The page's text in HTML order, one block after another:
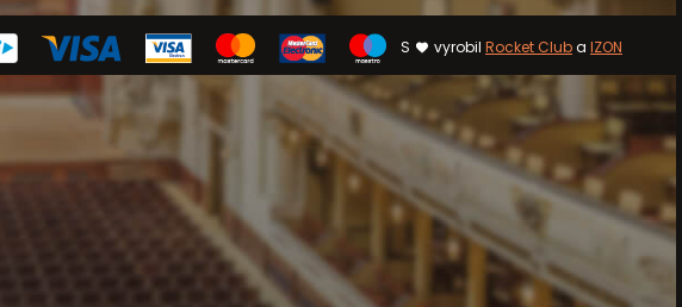
S vyrobil Rocket Cluba IZON